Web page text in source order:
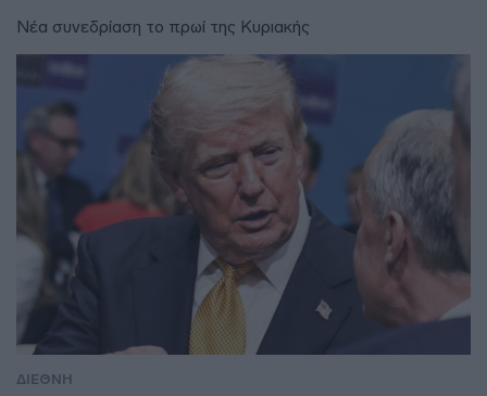
Νέα συνεδρίαση το πρωί της Κυριακής
ΔΙΕΘΝΗ